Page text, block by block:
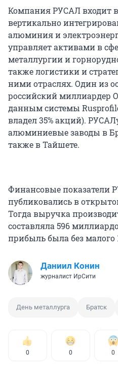
Компания РУСАЛ входит
вертикально
алюминия и
управляет активами в
металлургии и
также логистики и
ними отраслях. Один из
российский миллиардер
данным системы
владел 35% акций).
алюминиевые заводы в
также в Тайшете.
Финансовые показатели
публиковались в
Тогда выручка
составляла 596
прибыль была без малого
Даниил Конин
журналист ИрСити
День металлурга Братск
0 0 0